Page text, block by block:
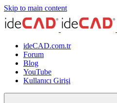
Skip to main content
ideCAD.com.tr
Forum
Blog
YouTube
Kullanıcı Girişi